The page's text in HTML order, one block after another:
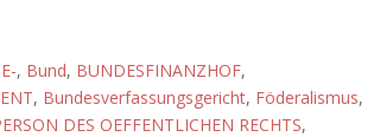
, Bund, BUNDESFINANZHOF,
, Bundesverfassungsgericht, Föderalismus,
DES OEFFENTLICHEN RECHTS,